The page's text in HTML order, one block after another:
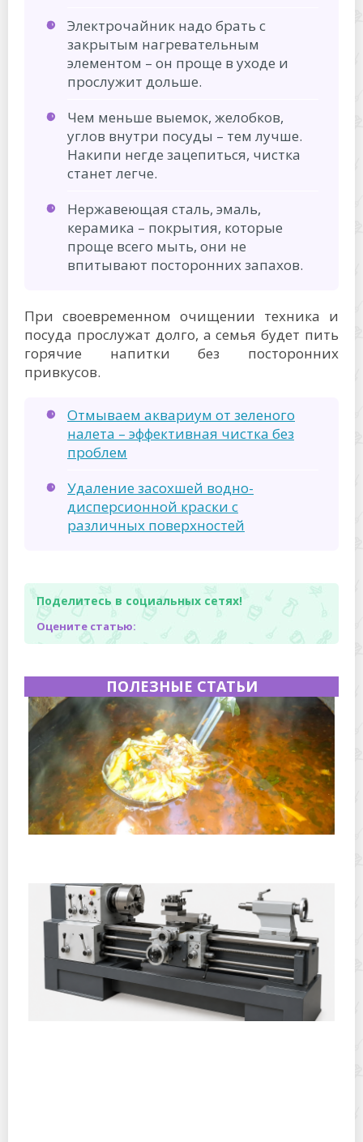
Электрочайник надо брать с
закрытым нагревательным
элементом – он проще в уходе и
прослужит дольше.
Чем меньше выемок, желобков,
углов внутри посуды – тем лучше.
Накипи негде зацепиться, чистка
станет легче.
Нержавеющая сталь, эмаль,
керамика – покрытия, которые
проще всего мыть, они не
впитывают посторонних запахов.
При своевременном очищении техника и
посуда прослужат долго, а семья будет пить
горячие напитки без посторонних
привкусов.
Отмываем аквариум от зеленого
налета – эффективная чистка без
проблем
Удаление засохшей водно-
дисперсионной краски с
различных поверхностей
Поделитесь в социальных сетях!
Оцените статью:
ПОЛЕЗНЫЕ СТАТЬИ